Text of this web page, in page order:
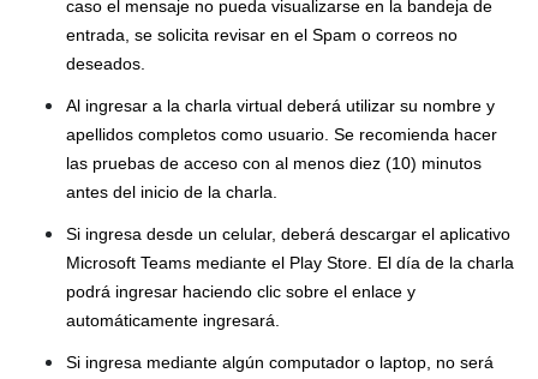
caso el mensaje no pueda visualizarse en la bandeja de
entrada, se solicita revisar en el Spam o correos no
deseados.
Al ingresar a la charla virtual deberá utilizar su nombre y
apellidos completos como usuario. Se recomienda hacer
las pruebas de acceso con al menos diez (10) minutos
antes del inicio de la charla.
Si ingresa desde un celular, deberá descargar el aplicativo
Microsoft Teams mediante el Play Store. El día de la charla
podrá ingresar haciendo clic sobre el enlace y
automáticamente ingresará.
Si ingresa mediante algún computador o laptop, no será